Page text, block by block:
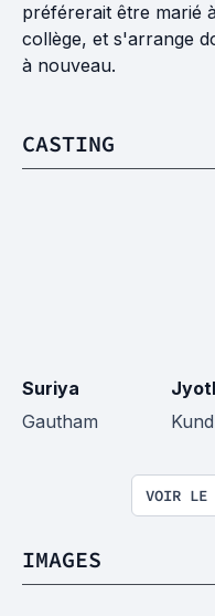
préférerait être marié
collège, et s'arrange
à nouveau.
CASTING
Suriya
Gautham
VOIR LE
IMAGES